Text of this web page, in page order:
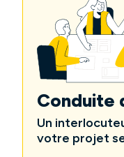
Conduite
Un
votre projet